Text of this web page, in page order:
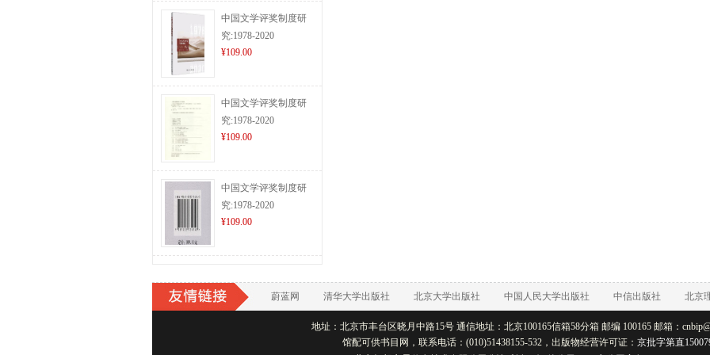
中国文学评奖制度研
究:1978-2020
¥109.00
中国文学评奖制度研
究:1978-2020
¥109.00
中国文学评奖制度研
究:1978-2020
¥109.00
蔚蓝网 清华大学出版社 北京大学出版社 中国人民大学出版社 中信出版社 北京
地址：北京市丰台区晓月中路15号 通信地址：北京100165信箱58分箱 邮编 100165 邮箱：
馆配可供书目网，联系电话：(010)51438155-532，出版物经营许可证： 京批字第直